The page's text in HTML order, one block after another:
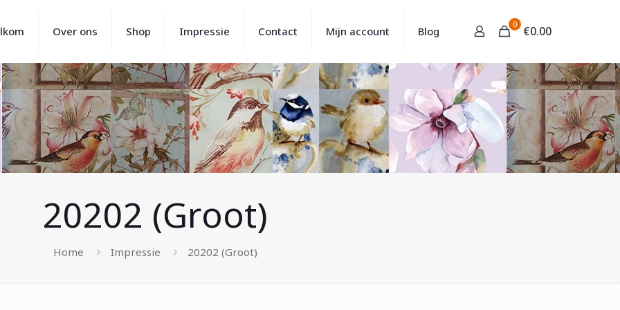
Over ons Shop Impressie Contact Mijn account Blog
0 €0.00
20202 (Groot)
Home Impressie 20202 (Groot)